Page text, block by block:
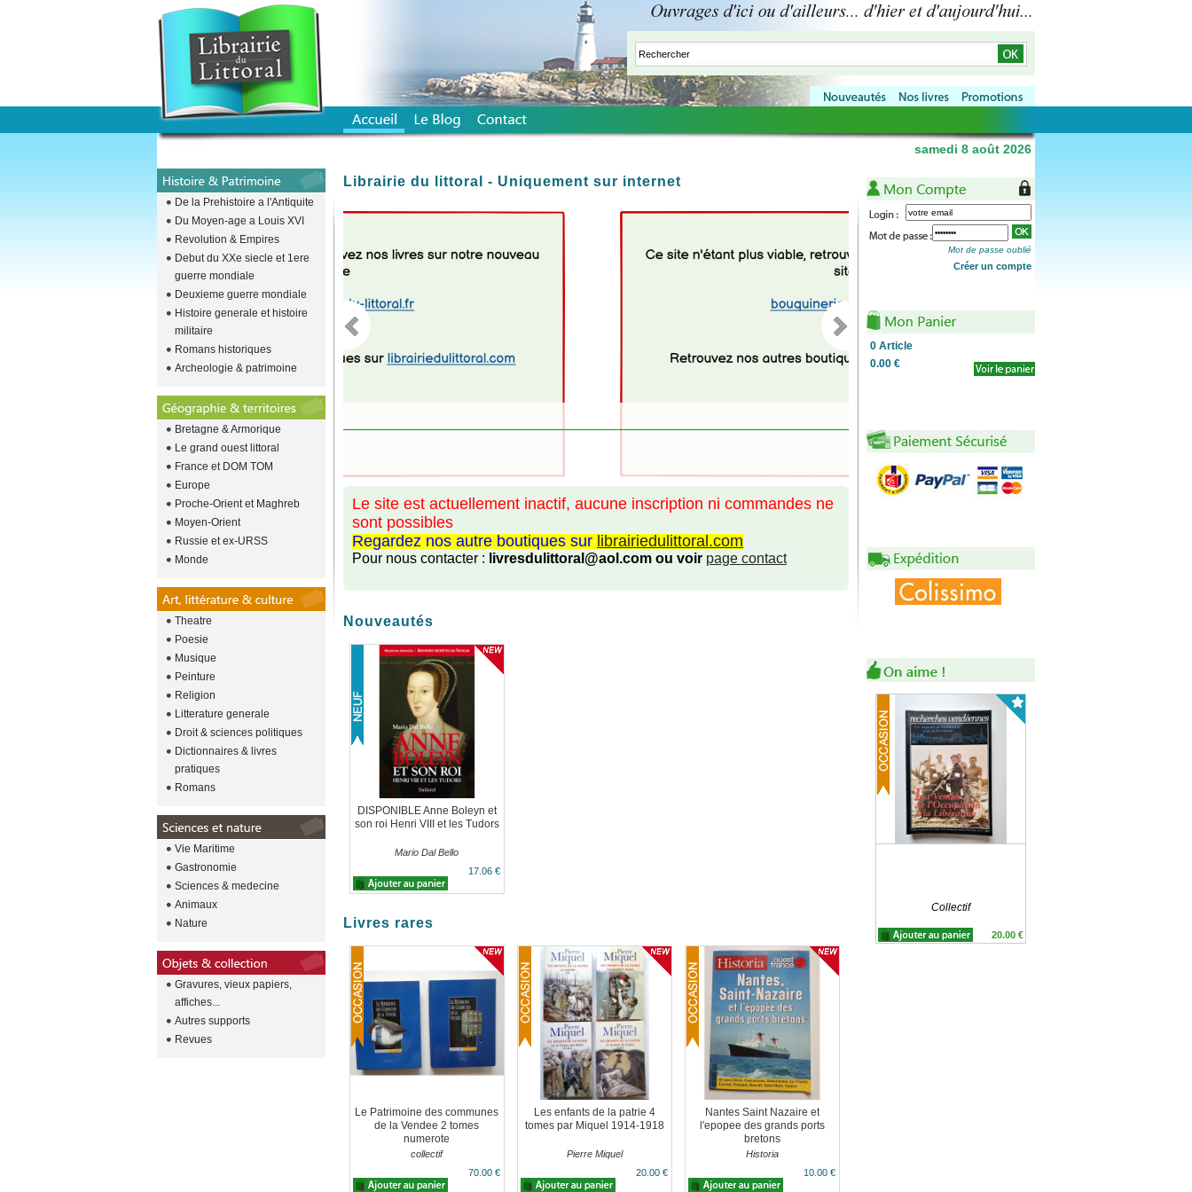
Librairie du littoral - Uniquement sur internet
Le site est actuellement inactif, aucune inscription ni commandes ne
sont possibles
Regardez nos autre boutiques sur librairiedulittoral.com
Pour nous contacter : livresdulittoral@aol.com ou voir page contact
Nouveautés
DISPONIBLE Anne Boleyn et
son roi Henri VIII et les Tudors
Mario Dal Bello
17.06 €
Livres rares
Le Patrimoine des communes
de la Vendee 2 tomes
numerote
collectif
70.00 €
Les enfants de la patrie 4
tomes par Miquel 1914-1918
Pierre Miquel
20.00 €
Nantes Saint Nazaire et
l'epopee des grands ports
bretons
Historia
10.00 €
Mot de passe oublié
Créer un compte
0 Article
0.00 €
Collectif
20.00 €
De la Prehistoire a l'Antiquite
Du Moyen-age a Louis XVI
Revolution & Empires
Debut du XXe siecle et 1ere
guerre mondiale
Deuxieme guerre mondiale
Histoire generale et histoire
militaire
Romans historiques
Archeologie & patrimoine
Bretagne & Armorique
Le grand ouest littoral
France et DOM TOM
Europe
Proche-Orient et Maghreb
Moyen-Orient
Russie et ex-URSS
Monde
Theatre
Poesie
Musique
Peinture
Religion
Litterature generale
Droit & sciences politiques
Dictionnaires & livres
pratiques
Romans
Vie Maritime
Gastronomie
Sciences & medecine
Animaux
Nature
Gravures, vieux papiers,
affiches...
Autres supports
Revues
samedi 8 août 2026